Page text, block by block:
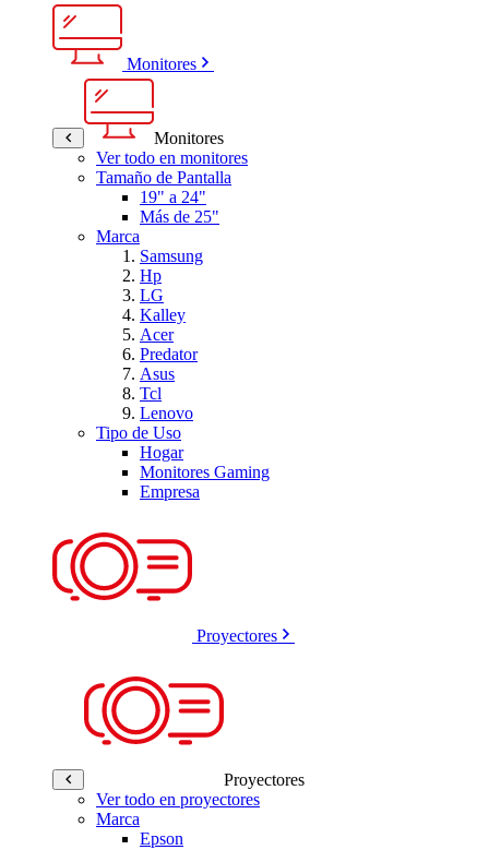
Monitores
Monitores
Ver todo en monitores
Tamaño de Pantalla
19" a 24"
Más de 25"
Marca
Samsung
Hp
LG
Kalley
Acer
Predator
Asus
Tcl
Lenovo
Tipo de Uso
Hogar
Monitores Gaming
Empresa
Proyectores
Proyectores
Ver todo en proyectores
Marca
Epson